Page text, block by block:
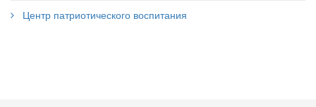
Центр патриотического воспитания